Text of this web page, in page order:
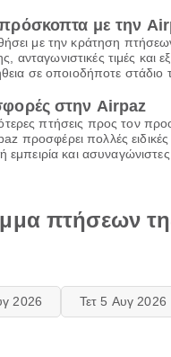
με την
με την κράτηση
τιμές και
σε οποιοδήποτε
στην Airpaz
πτήσεις προς τον
προσφέρει πολλές
εμπειρία και ασυναγώνιστες
πτήσεων
2026 Τετ 5 Αυγ 2026